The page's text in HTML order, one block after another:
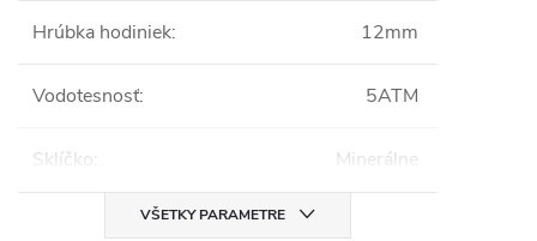
Hrúbka hodiniek: 12mm
Vodotesnosť: 5ATM
Sklíčko: Minerálne
VŠETKY PARAMETRE